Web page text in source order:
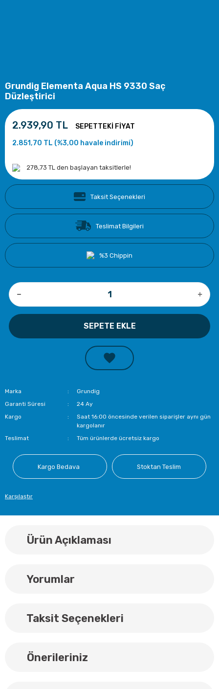
Grundig Elementa Aqua HS 9330 Saç
Düzleştirici
2.939,90 TL
2.851,70 TL (%3,00 havale indirimi)
278,73 TL den başlayan taksitlerle!
Taksit Seçenekleri
Teslimat Bilgileri
%3 Chippin
SEPETE EKLE
Marka
Grundig
Garanti Süresi
24 Ay
Kargo
Saat 16:00 öncesinde verilen siparişler aynı gün
kargolanır
Teslimat
Tüm ürünlerde ücretsiz kargo
Kargo Bedava Stoktan Teslim
Karşılaştır
Ürün Açıklaması
Yorumlar
Taksit Seçenekleri
Önerileriniz